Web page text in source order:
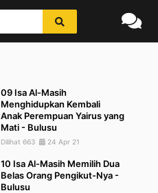
09 Isa Al-Masih
Menghidupkan Kembali
Anak Perempuan Yairus yang
Mati - Bulusu
Dilihat 663 24 Apr 21
10 Isa Al-Masih Memilih Dua
Belas Orang Pengikut-Nya -
Bulusu